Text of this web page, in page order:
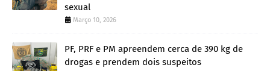
sexual
Março 10, 2026
PF, PRF e PM apreendem cerca de 390 kg de
drogas e prendem dois suspeitos